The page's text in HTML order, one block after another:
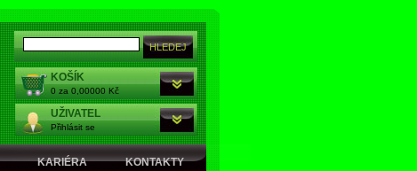
KOŠÍK
0 za 0,00000 Kč
UŽIVATEL
Přihlásit se
KARIÉRA KONTAKTY